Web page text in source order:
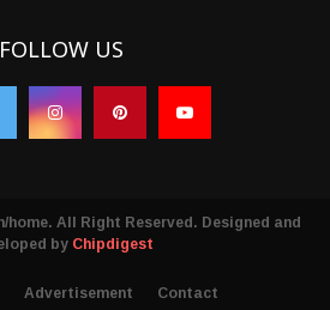
FOLLOW US
home. All Right Reserved. Designed and
byChipdigest
Advertisement Contact